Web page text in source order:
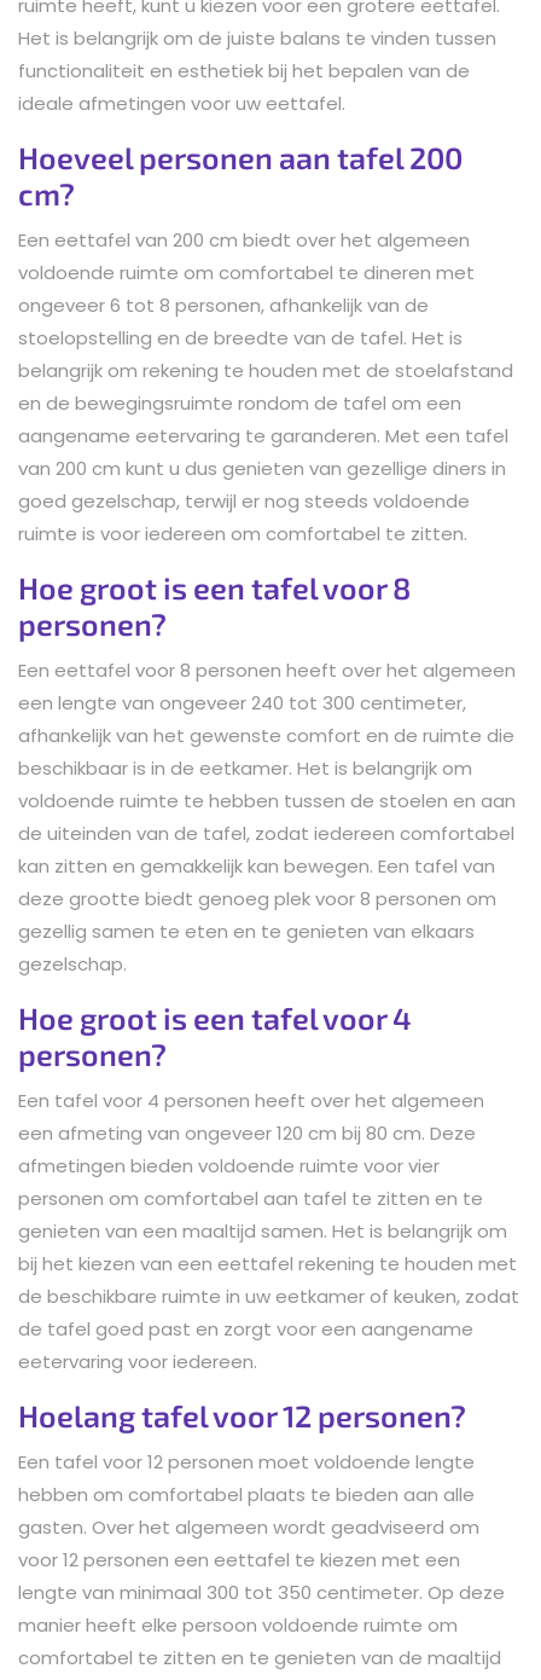
ruimte heeft, kunt u kiezen voor een grotere eettafel.
Het is belangrijk om de juiste balans te vinden tussen
functionaliteit en esthetiek bij het bepalen van de
ideale afmetingen voor uw eettafel.
Hoeveel personen aan tafel 200
cm?
Een eettafel van 200 cm biedt over het algemeen
voldoende ruimte om comfortabel te dineren met
ongeveer 6 tot 8 personen, afhankelijk van de
stoelopstelling en de breedte van de tafel. Het is
belangrijk om rekening te houden met de stoelafstand
en de bewegingsruimte rondom de tafel om een
aangename eetervaring te garanderen. Met een tafel
van 200 cm kunt u dus genieten van gezellige diners in
goed gezelschap, terwijl er nog steeds voldoende
ruimte is voor iedereen om comfortabel te zitten.
Hoe groot is een tafel voor 8
personen?
Een eettafel voor 8 personen heeft over het algemeen
een lengte van ongeveer 240 tot 300 centimeter,
afhankelijk van het gewenste comfort en de ruimte die
beschikbaar is in de eetkamer. Het is belangrijk om
voldoende ruimte te hebben tussen de stoelen en aan
de uiteinden van de tafel, zodat iedereen comfortabel
kan zitten en gemakkelijk kan bewegen. Een tafel van
deze grootte biedt genoeg plek voor 8 personen om
gezellig samen te eten en te genieten van elkaars
gezelschap.
Hoe groot is een tafel voor 4
personen?
Een tafel voor 4 personen heeft over het algemeen
een afmeting van ongeveer 120 cm bij 80 cm. Deze
afmetingen bieden voldoende ruimte voor vier
personen om comfortabel aan tafel te zitten en te
genieten van een maaltijd samen. Het is belangrijk om
bij het kiezen van een eettafel rekening te houden met
de beschikbare ruimte in uw eetkamer of keuken, zodat
de tafel goed past en zorgt voor een aangename
eetervaring voor iedereen.
Hoelang tafel voor 12 personen?
Een tafel voor 12 personen moet voldoende lengte
hebben om comfortabel plaats te bieden aan alle
gasten. Over het algemeen wordt geadviseerd om
voor 12 personen een eettafel te kiezen met een
lengte van minimaal 300 tot 350 centimeter. Op deze
manier heeft elke persoon voldoende ruimte om
comfortabel te zitten en te genieten van de maaltijd